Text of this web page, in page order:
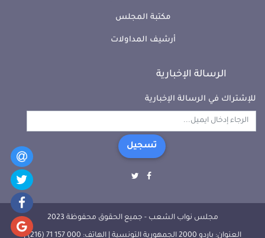
مكتبة المجلس
أرشيف المداولات
الرسالة الإخبارية
للإشتراك في الرسالة الإخبارية
تسجيل
مجلس نواب الشعب - جميع الحقوق محفوظة 2023
العنوان: باردو 2000 الجمهورية التونسية | الهاتف: 000 157 71 (216) |